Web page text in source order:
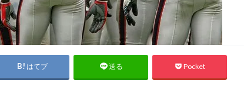
はてブ 送る Pocket